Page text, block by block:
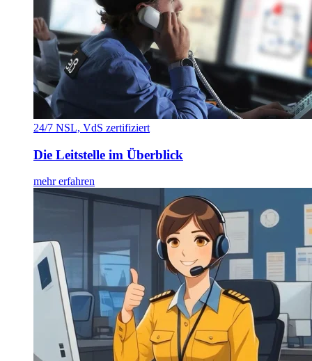
24/7 NSL, VdS zertifiziert
Die Leitstelle im Überblick
mehr erfahren